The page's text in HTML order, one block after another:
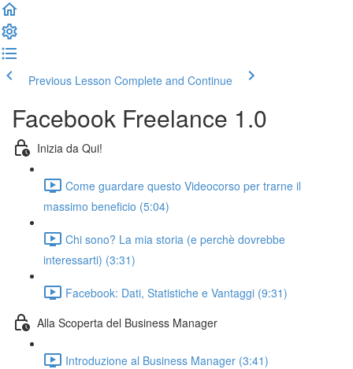
Previous Lesson Complete and Continue
Facebook Freelance 1.0
Inizia da Qui!
Come guardare questo Videocorso per trarne il
massimo beneficio (5:04)
Chi sono? La mia storia (e perchè dovrebbe
interessarti) (3:31)
Facebook: Dati, Statistiche e Vantaggi (9:31)
Alla Scoperta del Business Manager
Introduzione al Business Manager (3:41)